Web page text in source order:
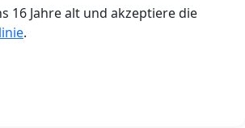
16 Jahre alt und akzeptiere die
.